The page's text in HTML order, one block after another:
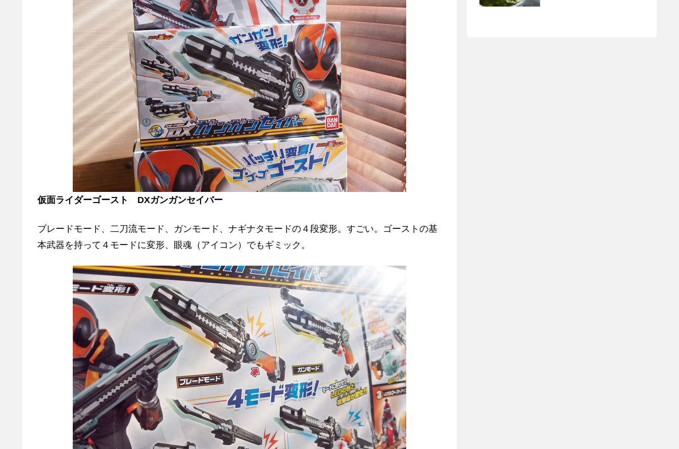
仮面ライダーゴースト DXガンガンセイバー
ブレードモード、二刀流モード、ガンモード、ナギナタモードの４段変形。すごい。ゴーストの基
本武器を持って４モードに変形、眼魂（アイコン）でもギミック。